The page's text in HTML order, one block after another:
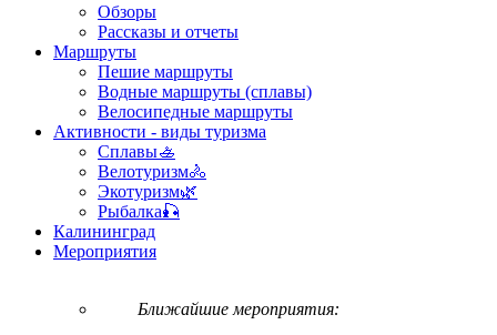
Обзоры
Рассказы и отчеты
Маршруты
Пешие маршруты
Водные маршруты (сплавы)
Велосипедные маршруты
Активности - виды туризма
Сплавы🚣
Велотуризм🚴
Экотуризм🌿
Рыбалка🎣
Калининград
Мероприятия
Ближайшие мероприятия: